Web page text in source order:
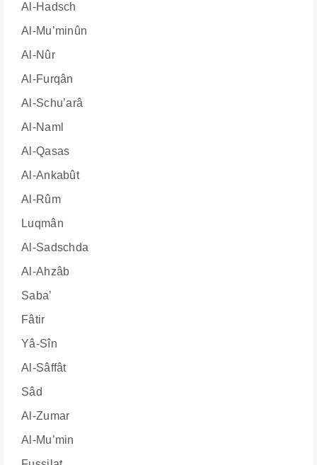
Al-Hadsch
Al-Mu’minûn
Al-Nûr
Al-Furqân
Al-Schu’arâ
Al-Naml
Al-Qasas
Al-Ankabût
Al-Rûm
Luqmân
Al-Sadschda
Al-Ahzâb
Saba’
Fâtir
Yâ-Sîn
Al-Sâffât
Sâd
Al-Zumar
Al-Mu’min